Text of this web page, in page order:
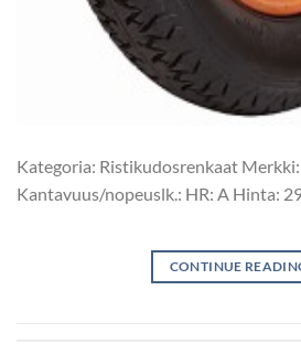
Kategoria: Ristikudosrenkaat
Kantavuus/nopeuslk.: HR: A Hinta:
CONTINUE